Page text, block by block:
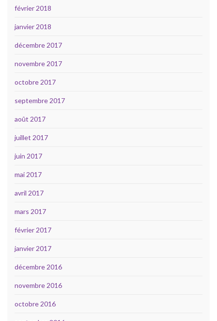
février 2018
janvier 2018
décembre 2017
novembre 2017
octobre 2017
septembre 2017
août 2017
juillet 2017
juin 2017
mai 2017
avril 2017
mars 2017
février 2017
janvier 2017
décembre 2016
novembre 2016
octobre 2016